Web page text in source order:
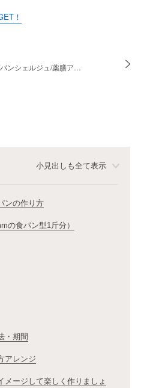
！
ンシェルジュ/薬膳ア…
小見出しも全て表示
ンの作り方
の食パン型1斤分）
・期間
アレンジ
メージして楽しく作りましょ